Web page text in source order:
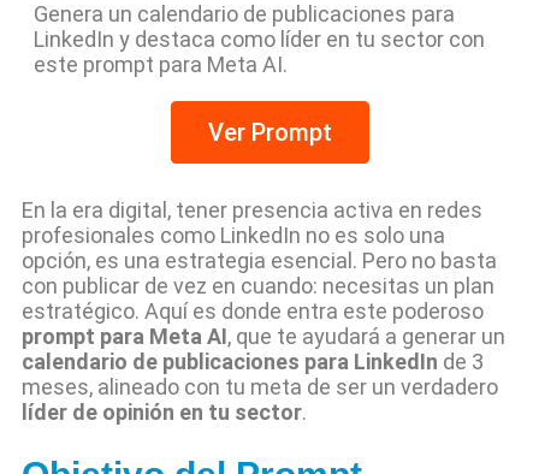
Genera un calendario de publicaciones para
LinkedIn y destaca como líder en tu sector con
este prompt para Meta AI.
Ver Prompt
En la era digital, tener presencia activa en redes
profesionales como LinkedIn no es solo una
opción, es una estrategia esencial. Pero no basta
con publicar de vez en cuando: necesitas un plan
estratégico. Aquí es donde entra este poderoso
prompt para Meta AI, que te ayudará a generar un
calendario de publicaciones para LinkedIn de 3
meses, alineado con tu meta de ser un verdadero
líder de opinión en tu sector.